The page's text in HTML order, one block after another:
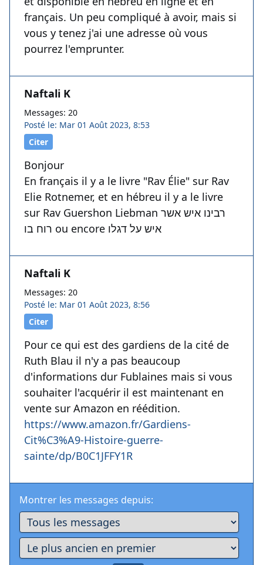
français. Un peu compliqué à avoir, mais si
vous y tenez j'ai une adresse où vous
pourrez l'emprunter.
Naftali K
Messages: 20
Posté le: Mar 01 Août 2023, 8:53
Citer
Bonjour
En français il y a le livre "Rav Élie" sur Rav
Elie Rotnemer, et en hébreu il y a le livre
sur Rav Guershon Liebman רבינו איש אשר
רוח בו ou encore איש על דגלו
Naftali K
Messages: 20
Posté le: Mar 01 Août 2023, 8:56
Citer
Pour ce qui est des gardiens de la cité de
Ruth Blau il n'y a pas beaucoup
d'informations dur Fublaines mais si vous
souhaiter l'acquérir il est maintenant en
vente sur Amazon en réédition.
https://www.amazon.fr/Gardiens-
Cit%C3%A9-Histoire-guerre-
sainte/dp/B0C1JFFY1R
Montrer les messages depuis: